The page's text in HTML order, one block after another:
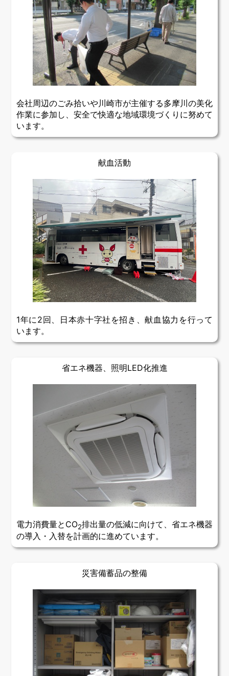
会社周辺のごみ拾いや川崎市が主催する多摩川の美化
作業に参加し、安全で快適な地域環境づくりに努めて
います。
献血活動
1年に2回、日本赤十字社を招き、献血協力を行って
います。
省エネ機器、照明LED化推進
電力消費量とCO2排出量の低減に向けて、省エネ機器
の導入・入替を計画的に進めています。
災害備蓄品の整備